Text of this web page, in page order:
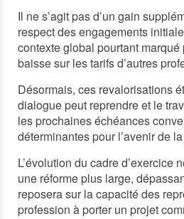
Il ne s’agit pas d’un gain
respect des engagements
contexte global pourtant
baisse sur les tarifs d’autres
Désormais, ces revalorisations
dialogue peut reprendre et le
les prochaines échéances
déterminantes pour l’avenir de
L’évolution du cadre d’exercice
une réforme plus large,
reposera sur la capacité des
profession à porter un projet